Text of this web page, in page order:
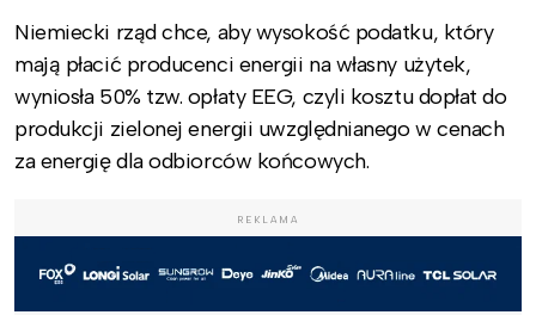
Niemiecki rząd chce, aby wysokość podatku, który
mają płacić producenci energii na własny użytek,
wyniosła 50% tzw. opłaty EEG, czyli kosztu dopłat do
produkcji zielonej energii uwzględnianego w cenach
za energię dla odbiorców końcowych.
REKLAMA